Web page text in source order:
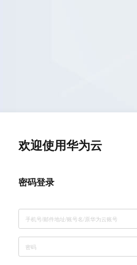
欢迎使用华为云
密码登录